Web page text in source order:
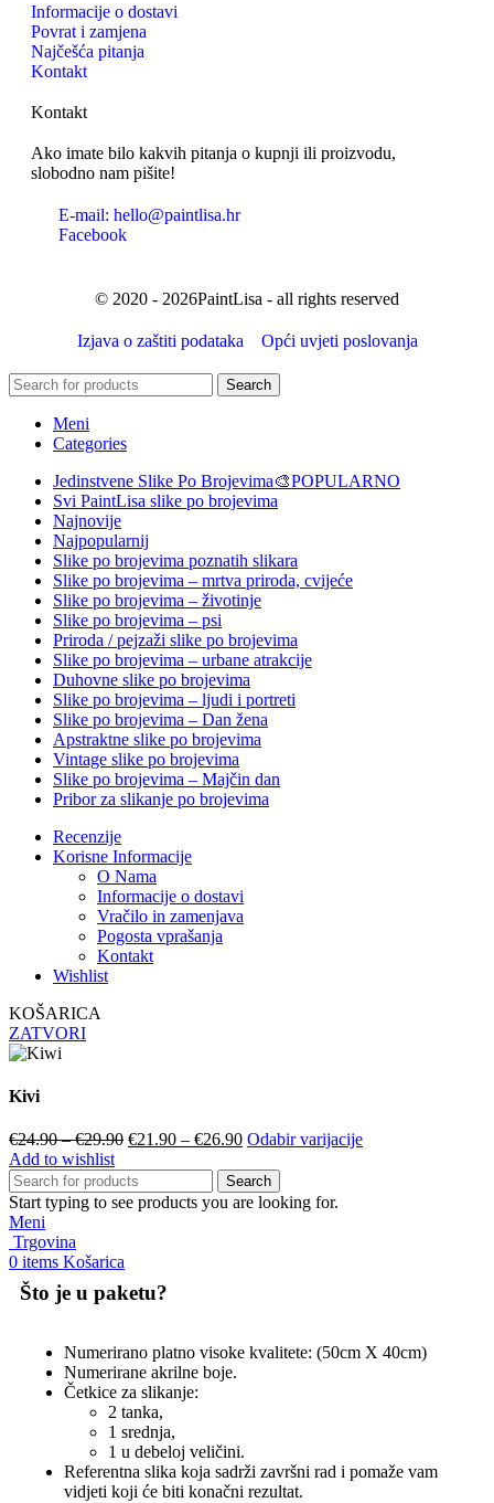
Informacije o dostavi
Povrat i zamjena
Najčešća pitanja
Kontakt
Kontakt
Ako imate bilo kakvih pitanja o kupnji ili proizvodu,
slobodno nam pišite!
E-mail: hello@paintlisa.hr
Facebook
© 2020 - 2026PaintLisa - all rights reserved
Izjava o zaštiti podataka Opći uvjeti poslovanja
Search
Meni
Categories
Jedinstvene Slike Po Brojevima🎨POPULARNO
Svi PaintLisa slike po brojevima
Najnovije
Najpopularnij
Slike po brojevima poznatih slikara
Slike po brojevima – mrtva priroda, cvijeće
Slike po brojevima – životinje
Slike po brojevima – psi
Priroda / pejzaži slike po brojevima
Slike po brojevima – urbane atrakcije
Duhovne slike po brojevima
Slike po brojevima – ljudi i portreti
Slike po brojevima – Dan žena
Apstraktne slike po brojevima
Vintage slike po brojevima
Slike po brojevima – Majčin dan
Pribor za slikanje po brojevima
Recenzije
Korisne Informacije
O Nama
Informacije o dostavi
Vračilo in zamenjava
Pogosta vprašanja
Kontakt
Wishlist
KOŠARICA
ZATVORI
Kivi
€24.90–€29.90 €21.90 – €26.90 Odabir varijacije
Add to wishlist
Search
Start typing to see products you are looking for.
Meni
Trgovina
0 items Košarica
Što je u paketu?
Numerirano platno visoke kvalitete: (50cm X 40cm)
Numerirane akrilne boje.
Četkice za slikanje:
2 tanka,
1 srednja,
1 u debeloj veličini.
Referentna slika koja sadrži završni rad i pomaže vam
vidjeti koji će biti konačni rezultat.